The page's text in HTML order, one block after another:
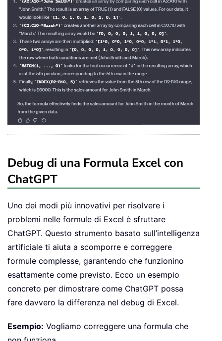
Debug di una Formula Excel con
ChatGPT
Uno dei modi più innovativi per risolvere i
problemi nelle formule di Excel è sfruttare
ChatGPT. Questo strumento basato sull’intelligenza
artificiale ti aiuta a scomporre e correggere
formule complesse, garantendo che funzionino
esattamente come previsto. Ecco un esempio
concreto per dimostrare come ChatGPT possa
fare davvero la differenza nel debug di Excel.
Esempio: Vogliamo correggere una formula che